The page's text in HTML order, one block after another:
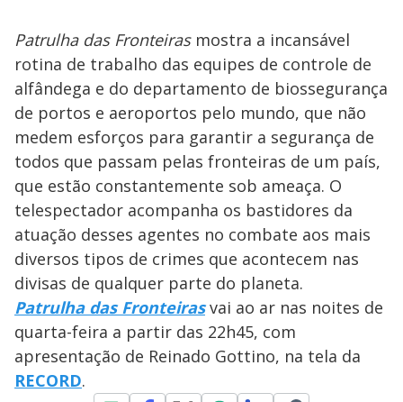
Patrulha das Fronteiras mostra a incansável
rotina de trabalho das equipes de controle de
alfândega e do departamento de biossegurança
de portos e aeroportos pelo mundo, que não
medem esforços para garantir a segurança de
todos que passam pelas fronteiras de um país,
que estão constantemente sob ameaça. O
telespectador acompanha os bastidores da
atuação desses agentes no combate aos mais
diversos tipos de crimes que acontecem nas
divisas de qualquer parte do planeta.
Patrulha das Fronteiras vai ao ar nas noites de
quarta-feira a partir das 22h45, com
apresentação de Reinado Gottino, na tela da
RECORD.